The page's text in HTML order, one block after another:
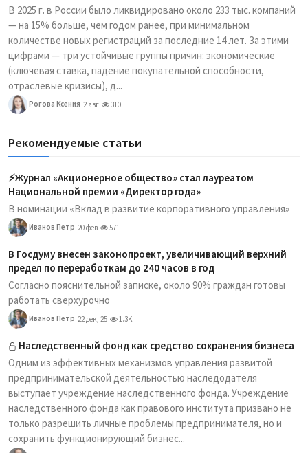
В 2025 г. в России было ликвидировано около 233 тыс. компаний
— на 15% больше, чем годом ранее, при минимальном
количестве новых регистраций за последние 14 лет. За этими
цифрами — три устойчивые группы причин: экономические
(ключевая ставка, падение покупательной способности,
отраслевые кризисы), д...
Рогова Ксения 2 авг 310
Рекомендуемые статьи
⚡️Журнал «Акционерное общество» стал лауреатом
Национальной премии «Директор года»
В номинации «Вклад в развитие корпоративного управления»
Иванов Петр 20 фев 571
В Госдуму внесен законопроект, увеличивающий верхний
предел по переработкам до 240 часов в год
Согласно пояснительной записке, около 90% граждан готовы
работать сверхурочно
Иванов Петр 22 дек, 25 1.3K
Наследственный фонд как средство сохранения бизнеса
Одним из эффективных механизмов управления развитой
предпринимательской деятельностью наследодателя
выступает учреждение наследственного фонда. Учреждение
наследственного фонда как правового института призвано не
только разрешить личные проблемы предпринимателя, но и
сохранить функционирующий бизнес...